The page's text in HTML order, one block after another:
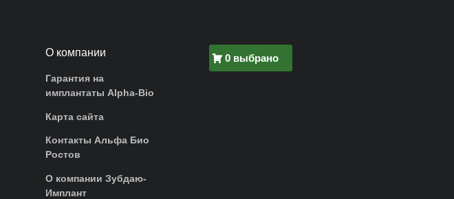
О компании
Гарантия на
имплантаты Alpha-Bio
Карта сайта
Контакты Альфа Био
Ростов
О компании Зубдаю-
Имплант
0 выбрано